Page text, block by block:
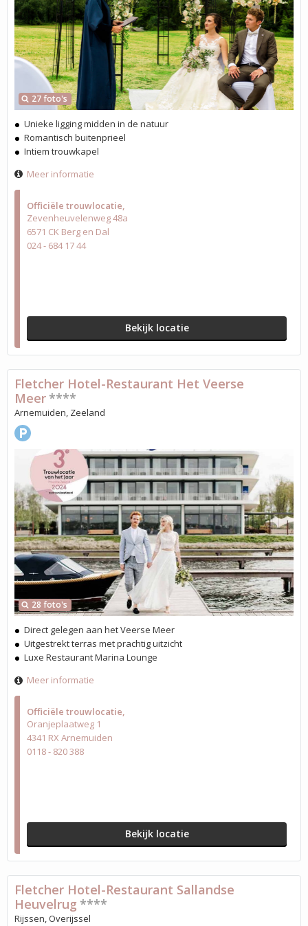
Officiële trouwlocatie
Zevenheuvelenweg 48a
6571 CK Berg en Dal
024 - 684 17 44
Bekijk locatie
27 foto's
Unieke ligging midden in de natuur
Romantisch buitenprieel
Intiem trouwkapel
Meer informatie
Officiële trouwlocatie
Oranjeplaatweg 1
4341 RX Arnemuiden
0118 - 820 388
Bekijk locatie
28 foto's
Fletcher Hotel-Restaurant Het Veerse
Meer ****
Arnemuiden, Zeeland
Direct gelegen aan het Veerse Meer
Uitgestrekt terras met prachtig uitzicht
Luxe Restaurant Marina Lounge
Meer informatie
Fletcher Hotel-Restaurant Sallandse
Heuvelrug ****
Rijssen, Overijssel